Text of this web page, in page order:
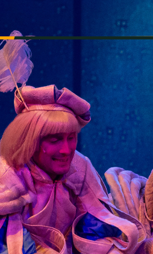
ELŐADÁSOK INFORMÁCIÓK